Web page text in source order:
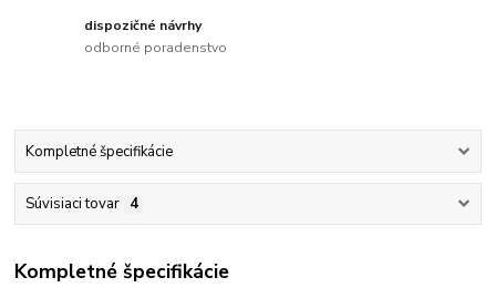
dispozičné návrhy
odborné poradenstvo
Kompletné špecifikácie
Súvisiaci tovar 4
Kompletné špecifikácie